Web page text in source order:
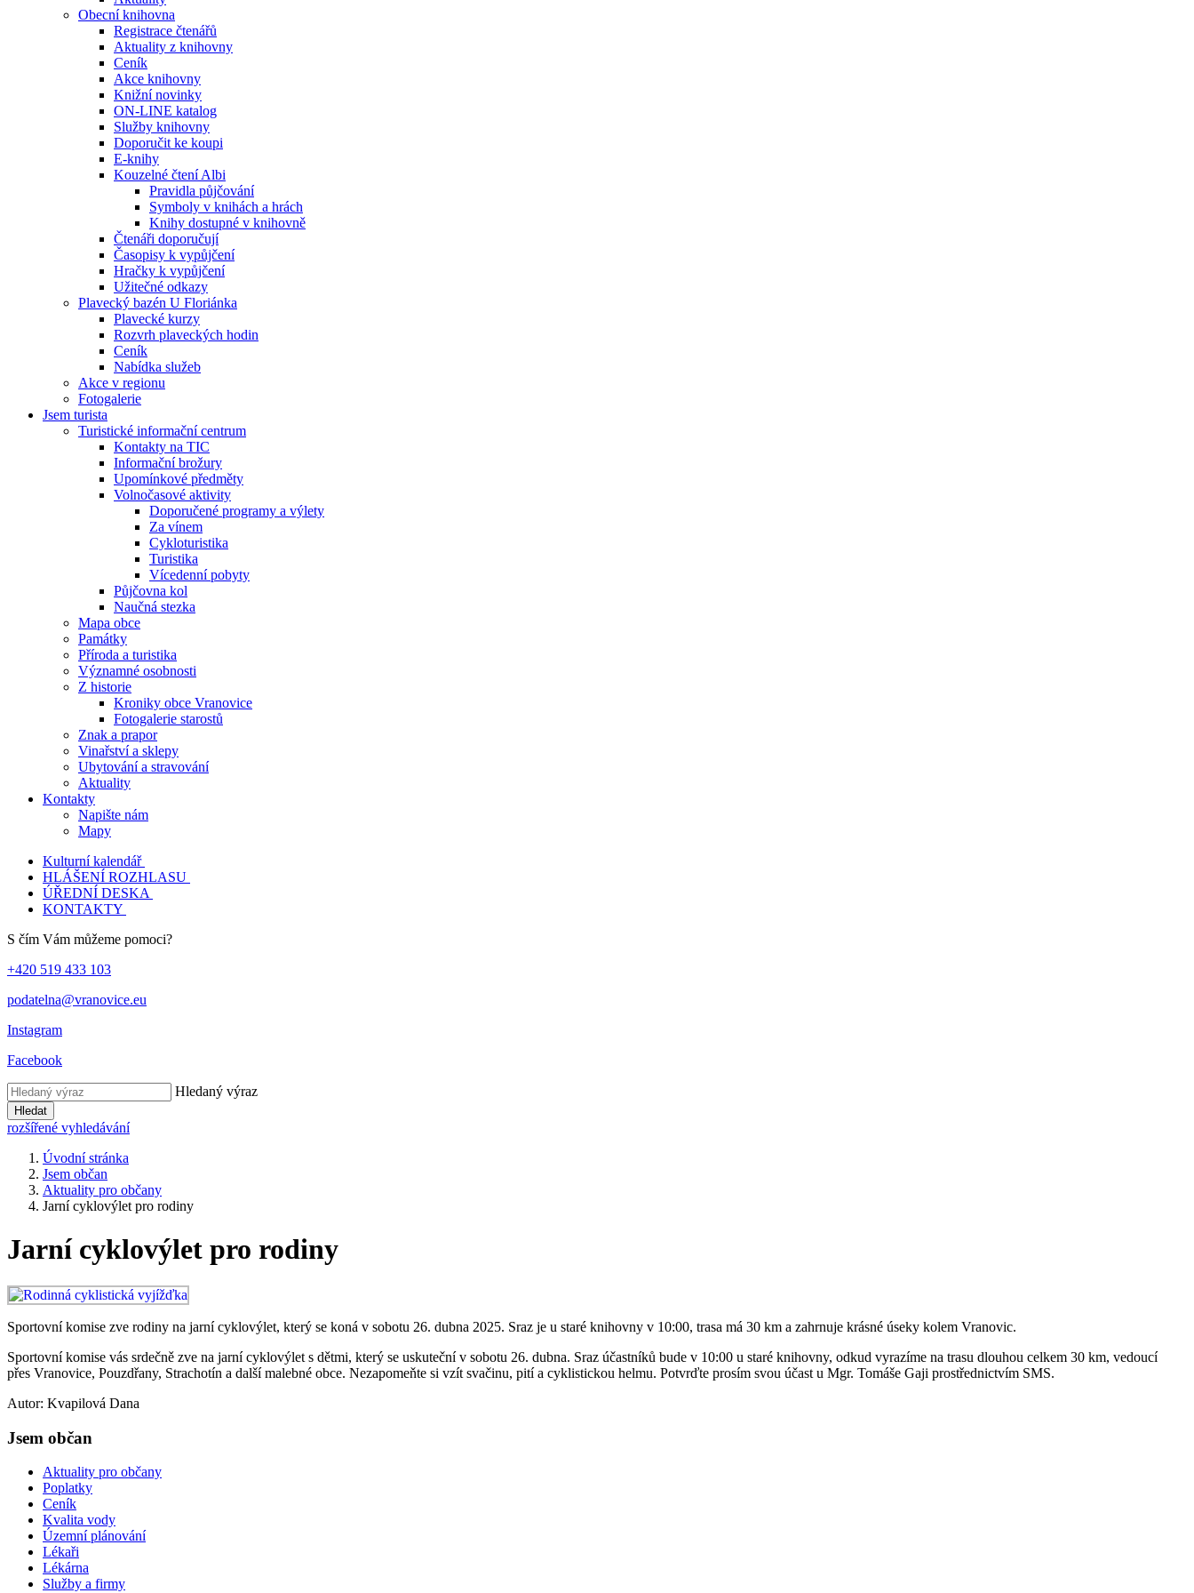
Obecní knihovna
Registrace čtenářů
Aktuality z knihovny
Ceník
Akce knihovny
Knižní novinky
ON-LINE katalog
Služby knihovny
Doporučit ke koupi
E-knihy
Kouzelné čtení Albi
Pravidla půjčování
Symboly v knihách a hrách
Knihy dostupné v knihovně
Čtenáři doporučují
Časopisy k vypůjčení
Hračky k vypůjčení
Užitečné odkazy
Plavecký bazén U Floriánka
Plavecké kurzy
Rozvrh plaveckých hodin
Ceník
Nabídka služeb
Akce v regionu
Fotogalerie
Jsem turista
Turistické informační centrum
Kontakty na TIC
Informační brožury
Upomínkové předměty
Volnočasové aktivity
Doporučené programy a výlety
Za vínem
Cykloturistika
Turistika
Vícedenní pobyty
Půjčovna kol
Naučná stezka
Mapa obce
Památky
Příroda a turistika
Významné osobnosti
Z historie
Kroniky obce Vranovice
Fotogalerie starostů
Znak a prapor
Vinařství a sklepy
Ubytování a stravování
Aktuality
Kontakty
Napište nám
Mapy
Kulturní kalendář
HLÁŠENÍ ROZHLASU
ÚŘEDNÍ DESKA
KONTAKTY
S čím Vám můžeme pomoci?
+420 519 433 103
podatelna@vranovice.eu
Instagram
Facebook
Hledaný výraz
Hledat
rozšířené vyhledávání
Úvodní stránka
Jsem občan
Aktuality pro občany
Jarní cyklovýlet pro rodiny
Jarní cyklovýlet pro rodiny
Sportovní komise zve rodiny na jarní cyklovýlet, který se koná v sobotu 26. dubna 2025. Sraz je u staré knihovny v 10:00, trasa má 30 km a zahrnuje krásné úseky kolem Vranovic.
Sportovní komise vás srdečně zve na jarní cyklovýlet s dětmi, který se uskuteční v sobotu 26. dubna. Sraz účastníků bude v 10:00 u staré knihovny, odkud vyrazíme na trasu dlouhou celkem 30 km, vedoucí
přes Vranovice, Pouzdřany, Strachotín a další malebné obce. Nezapomeňte si vzít svačinu, pití a cyklistickou helmu. Potvrďte prosím svou účast u Mgr. Tomáše Gaji prostřednictvím SMS.
Autor: Kvapilová Dana
Jsem občan
Aktuality pro občany
Poplatky
Ceník
Kvalita vody
Územní plánování
Lékaři
Lékárna
Služby a firmy